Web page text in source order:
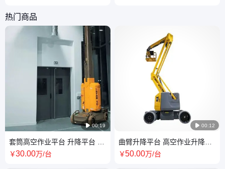
热门商品
 00:19
套筒高空作业平台 升降平台 坚
固耐用 售后完善
￥30.00万/台
 00:12
曲臂升降平台 高空作业升降机
零尾摆 实体工厂销售
￥50.00万/台